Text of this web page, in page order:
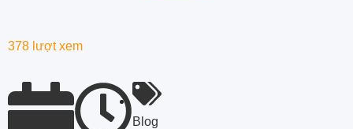
378 lượt xem
Blog